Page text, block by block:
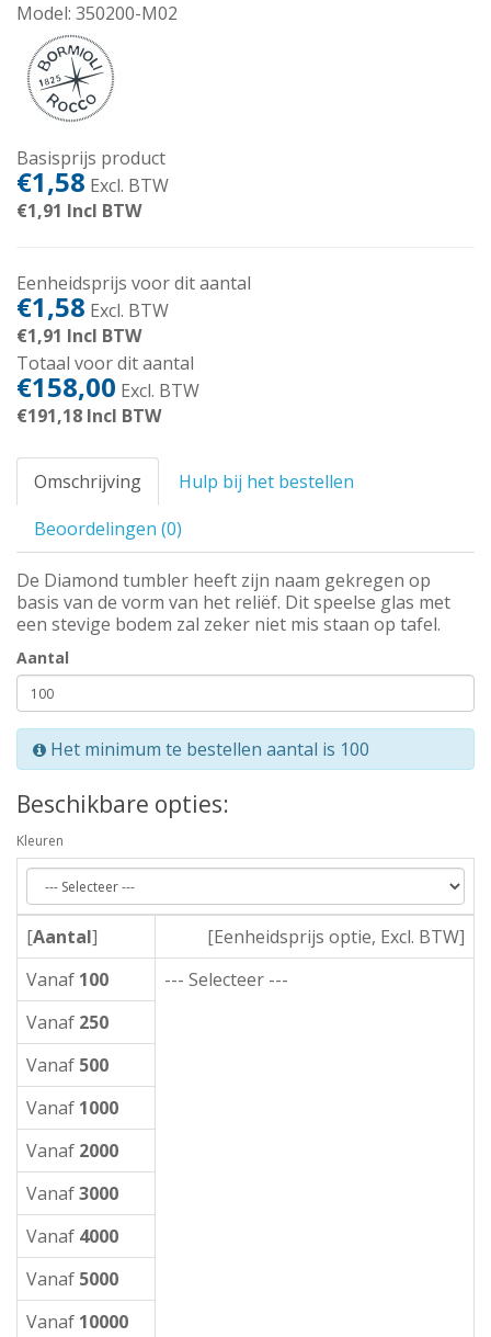
Model: 350200-M02
Basisprijs product
€1,58 Excl. BTW
€1,91 Incl BTW
Eenheidsprijs voor dit aantal
€1,58 Excl. BTW
€1,91 Incl BTW
Totaal voor dit aantal
€158,00 Excl. BTW
€191,18 Incl BTW
Omschrijving
Hulp bij het bestellen
Beoordelingen (0)
De Diamond tumbler heeft zijn naam gekregen op
basis van de vorm van het reliëf. Dit speelse glas met
een stevige bodem zal zeker niet mis staan op tafel.
Aantal
Het minimum te bestellen aantal is 100
Beschikbare opties:
Kleuren
[Aantal]
[Eenheidsprijs optie, Excl. BTW]
Vanaf 100
--- Selecteer ---
Vanaf 250
Vanaf 500
Vanaf 1000
Vanaf 2000
Vanaf3000
Vanaf 4000
Vanaf 5000
Vanaf 10000